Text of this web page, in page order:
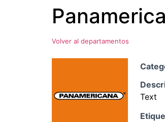
Volver al departamentos
Text